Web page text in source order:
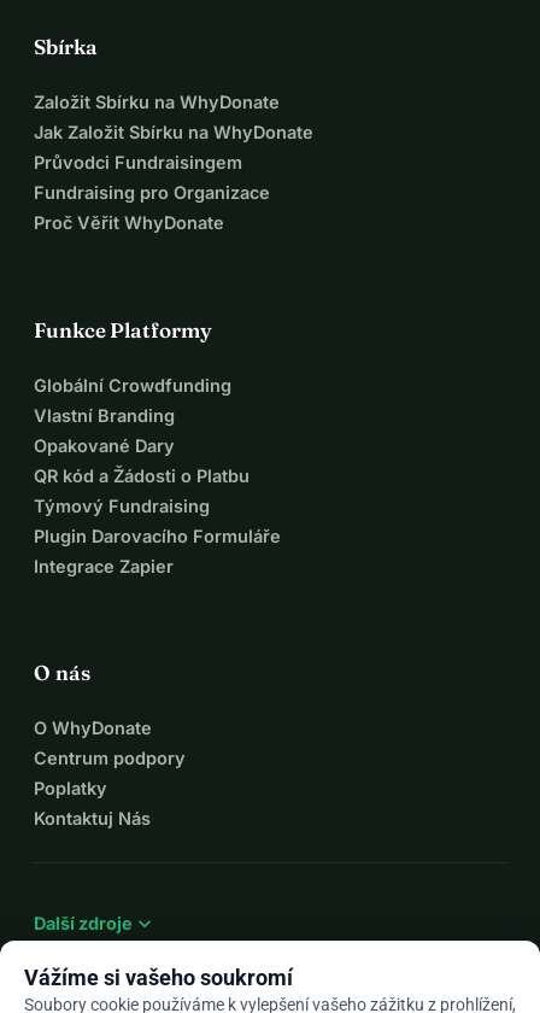
Sbírka
Založit Sbírku na WhyDonate
Jak Založit Sbírku na WhyDonate
Průvodci Fundraisingem
Fundraising pro Organizace
Proč Věřit WhyDonate
Funkce Platformy
Globální Crowdfunding
Vlastní Branding
Opakované Dary
QR kód a Žádosti o Platbu
Týmový Fundraising
Plugin Darovacího Formuláře
Integrace Zapier
O nás
O WhyDonate
Centrum podpory
Poplatky
Kontaktuj Nás
Další zdroje expand_more
Vážíme si vašeho soukromí
Soubory cookie používáme k vylepšení vašeho zážitku z prohlížení,